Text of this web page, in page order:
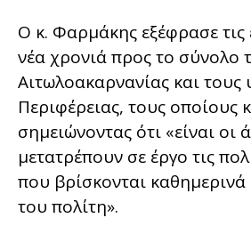
Ο κ. Φαρμάκης εξέφρασε τις
νέα χρονιά προς το σύνολο
Αιτωλοακαρνανίας και τους
Περιφέρειας, τους οποίους
σημειώνοντας ότι «είναι
μετατρέπουν σε έργο τις
που βρίσκονται
του πολίτη».